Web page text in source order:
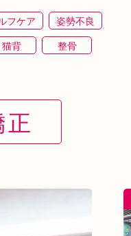
院からのお便り
フケア
姿勢不良
猫背
整骨
腱鞘炎
ぎっくり腰
美容鍼